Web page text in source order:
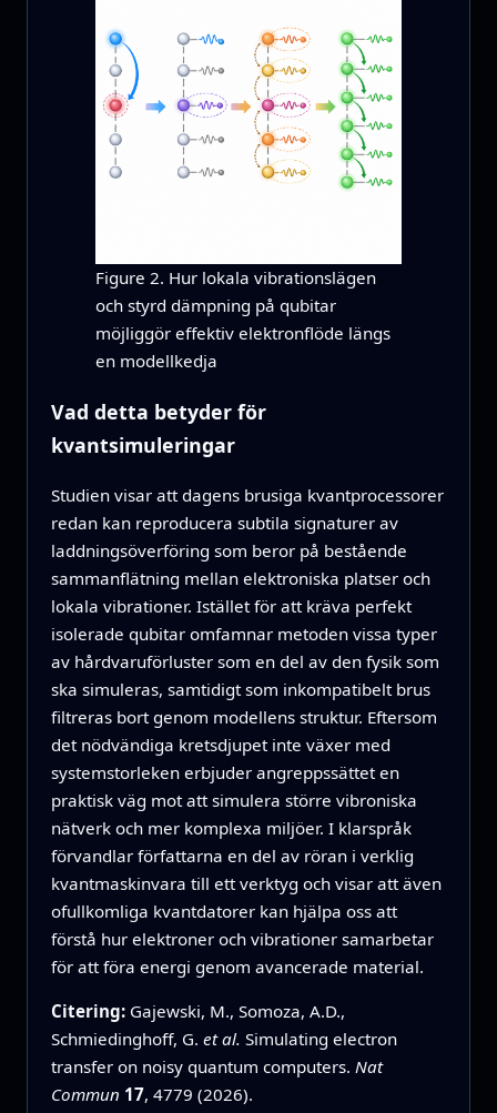
Figure 2. Hur lokala vibrationslägen
och styrd dämpning på qubitar
möjliggör effektiv elektronflöde längs
en modellkedja
Vad detta betyder för
kvantsimuleringar
Studien visar att dagens brusiga kvantprocessorer
redan kan reproducera subtila signaturer av
laddningsöverföring som beror på bestående
sammanflätning mellan elektroniska platser och
lokala vibrationer. Istället för att kräva perfekt
isolerade qubitar omfamnar metoden vissa typer
av hårdvaruförluster som en del av den fysik som
ska simuleras, samtidigt som inkompatibelt brus
filtreras bort genom modellens struktur. Eftersom
det nödvändiga kretsdjupet inte växer med
systemstorleken erbjuder angreppssättet en
praktisk väg mot att simulera större vibroniska
nätverk och mer komplexa miljöer. I klarspråk
förvandlar författarna en del av röran i verklig
kvantmaskinvara till ett verktyg och visar att även
ofullkomliga kvantdatorer kan hjälpa oss att
förstå hur elektroner och vibrationer samarbetar
för att föra energi genom avancerade material.
Citering: Gajewski, M., Somoza, A.D.,
Schmiedinghoff, G. et al. Simulating electron
transfer on noisy quantum computers. Nat
Commun 17, 4779 (2026).